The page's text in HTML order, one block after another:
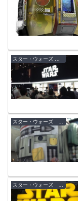
スター・ウォーズ イベント